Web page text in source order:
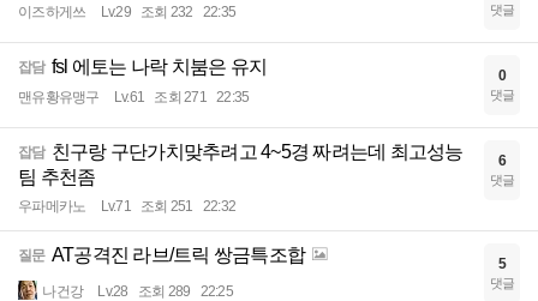
이즈하게쓰 Lv.29 조회 232 22:35 댓글
잡담 fsl 에토는 나락 치붐은 유지
맨유황유맹구 Lv.61 조회 271 22:35
0
댓글
잡담 친구랑 구단가치맞추려고 4~5경 짜려는데 최고성능
팀 추천좀
우파메카노 Lv.71 조회 251 22:32
6
댓글
질문 AT공격진 라브/트릭 쌍금특조합
나건강 Lv.28 조회 289 22:25
5
댓글